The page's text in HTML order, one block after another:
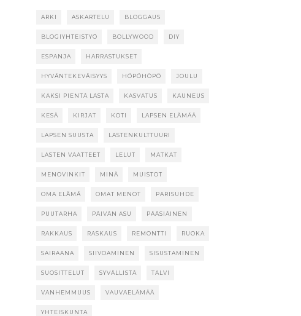
ARKI ASKARTELU BLOGGAUS
BLOGIYHTEISTYÖ BOLLYWOOD DIY
ESPANJA HARRASTUKSET
HYVÄNTEKEVÄISYYS HÖPÖHÖPÖ JOULU
KAKSI PIENTÄ LASTA KASVATUS KAUNEUS
KESÄ KIRJAT KOTI LAPSEN ELÄMÄÄ
LAPSEN SUUSTA LASTENKULTTUURI
LASTEN VAATTEET LELUT MATKAT
MENOVINKIT MINÄ MUISTOT
OMA ELÄMÄ OMAT MENOT PARISUHDE
PUUTARHA PÄIVÄN ASU PÄÄSIÄINEN
RAKKAUS RASKAUS REMONTTI RUOKA
SAIRAANA SIIVOAMINEN SISUSTAMINEN
SUOSITTELUT SYVÄLLISTÄ TALVI
VANHEMMUUS VAUVAELÄMÄÄ
YHTEISKUNTA